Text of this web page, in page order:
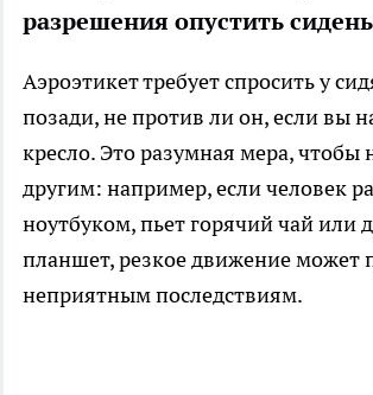
разрешения опустить
Аэроэтикет требует спросить у
позади, не против ли он, если вы
кресло. Это разумная мера, чтобы
другим: например, если человек
ноутбуком, пьет горячий чай или
планшет, резкое движение может
неприятным последствиям.